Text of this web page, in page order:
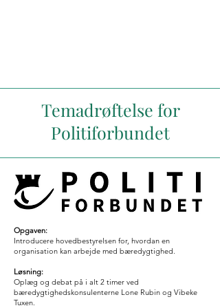
Temadrøftelse for
Politiforbundet
Opgaven:
Introducere hovedbestyrelsen for, hvordan en
organisation kan arbejde med bæredygtighed.
Løsning:
Oplæg og debat på i alt 2 timer ved
bæredygtighedskonsulenterne Lone Rubin og Vibeke
Tuxen.